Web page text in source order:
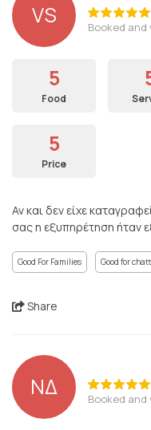
VS Booked
5
Food
5
Price
Αν και δεν είχε
σας η εξυπηρέτηση ήταν
Good For Families Good for
Share
ΝΔ Booked